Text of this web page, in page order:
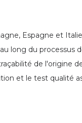
Espagne et
long du processus
de l'origine
et le test qualité